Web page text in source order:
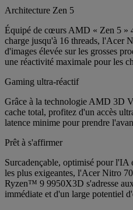
Architecture Zen 5
Équipé de cœurs AMD « Zen 5 »
charge jusqu'à 16 threads, l'Acer
d'images élevée sur les grosses
une réactivité maximale pour les
Gaming ultra-réactif
Grâce à la technologie AMD 3D
cache total, profitez d'un accès
latence minime pour prendre
Prêt à s'affirmer
Surcadençable, optimisé pour
les plus exigeantes, l'Acer Nitro
Ryzen™ 9 9950X3D s'adresse
immédiate et d'un large potentiel